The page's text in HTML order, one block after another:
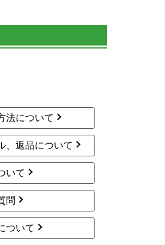
法について
、返品について
いて
問
ついて